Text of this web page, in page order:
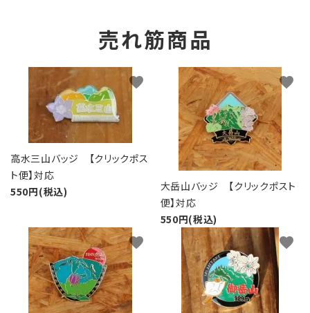
売れ筋商品
高水三山バッジ 【クリックポス
ト便】対応
550円(税込)
favorite
大岳山バッジ 【クリックポスト
便】対応
550円(税込)
favorite
favorite favorite